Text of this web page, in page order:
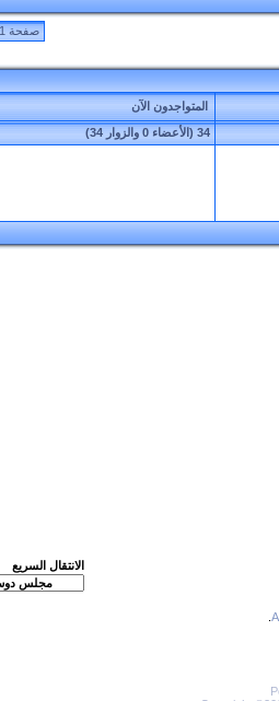
صفحة 1 من 20
المتواجدون الآن
34 (الأعضاء 0 والزوار 34)
الانتقال السريع